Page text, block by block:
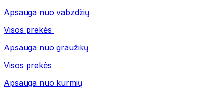
Apsauga nuo vabzdžių
Visos prekės
Apsauga nuo graužikų
Visos prekės
Apsauga nuo kurmių